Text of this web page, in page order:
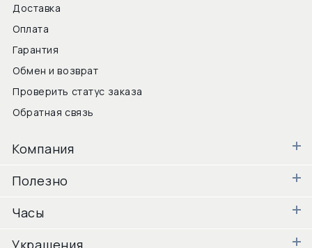
Доставка
Оплата
Гарантия
Обмен и возврат
Проверить статус заказа
Обратная связь
Компания
Полезно
Часы
Украшения